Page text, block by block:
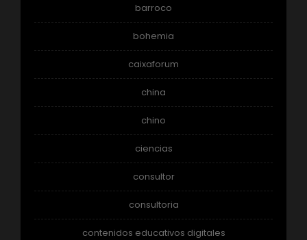
barroco
bohemia
caixaforum
china
chino
ciencias
consultor
consultoria
contenidos educativos digitales